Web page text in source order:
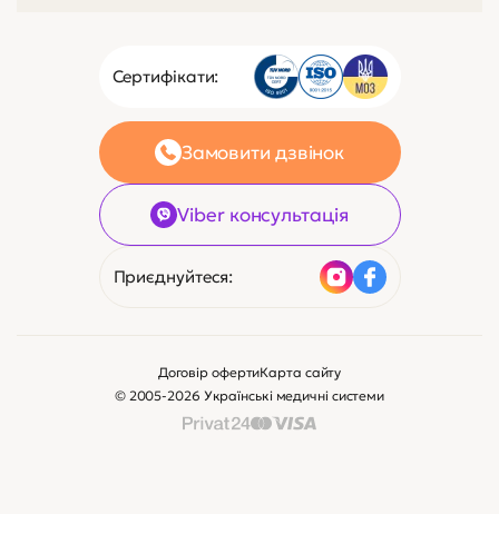
Сертифікати:
Замовити дзвінок
Viber консультація
Приєднуйтеся:
© 2005-2026 Українські медичні системи
Договір офертиКарта сайту